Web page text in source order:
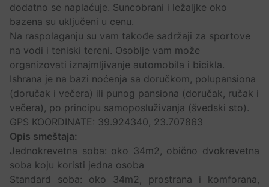
dodatno se naplaćuje. Suncobrani i ležaljke oko
bazena su uključeni u cenu.
Na raspolaganju su vam takođe sadržaji za sportove
na vodi i teniski tereni. Osoblje vam može
organizovati iznajmljivanje automobila i bicikla.
Ishrana je na bazi noćenja sa doručkom, polupansiona
(doručak i večera) ili punog pansiona (doručak, ručak i
večera), po principu samoposluživanja (švedski sto).
GPS KOORDINATE: 39.924340, 23.707863
Opis smeštaja:
Jednokrevetna soba: oko 34m2, obično dvokrevetna
soba koju koristi jedna osoba
Standard soba: oko 34m2, prostrana i komforana,